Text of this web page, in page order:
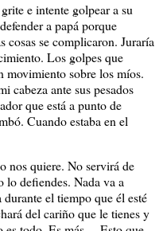
e intente golpear a su
a papá porque
cosas se complicaron. Juraría
Los golpes que
movimiento sobre los míos.
cabeza ante sus pesados
que está a punto de
Cuando estaba en el
nos quiere. No servirá de
lo defiendes. Nada va a
el tiempo que él esté
del cariño que le tienes y